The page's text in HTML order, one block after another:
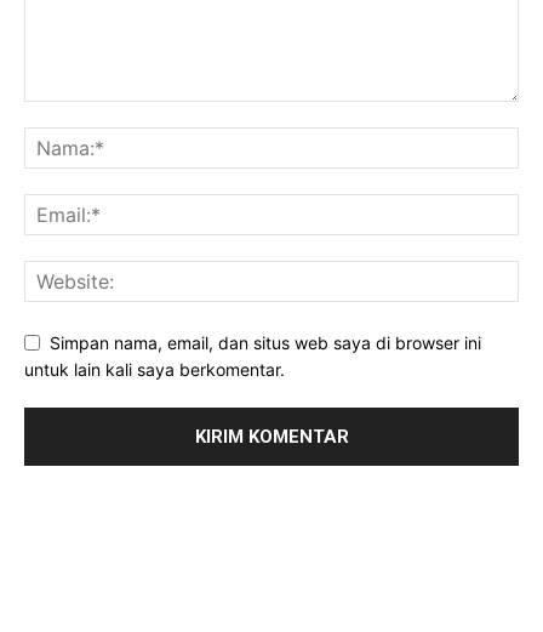
Simpan nama, email, dan situs web saya di browser ini
untuk lain kali saya berkomentar.